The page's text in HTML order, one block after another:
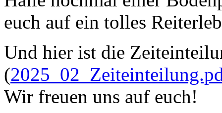
euch auf ein tolles
Und hier ist die
(
Wir freuen uns auf euch!